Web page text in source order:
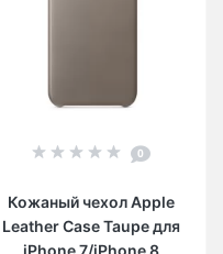
0
Кожаный чехол Apple
Leather Case Taupe для
iPhone 7/iPhone 8